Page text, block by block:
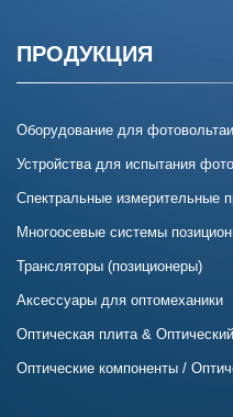
ПРОДУКЦИЯ
Оборудование для
Устройства для испытания
Спектральные измерительные
Многоосевые системы
Трансляторы (позиционеры)
Аксессуары для оптомеханики
Оптическая плита &
Оптические компоненты /